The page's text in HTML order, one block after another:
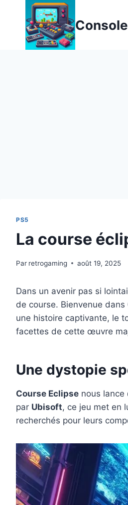
contenu
PS5
La course
Par retrogaming août 19, 2025
Dans un avenir pas si
de course. Bienvenue dans
une histoire captivante, le
facettes de cette œuvre
Une dystopie
Course Eclipse nous
par Ubisoft, ce jeu met en
recherchés pour leurs